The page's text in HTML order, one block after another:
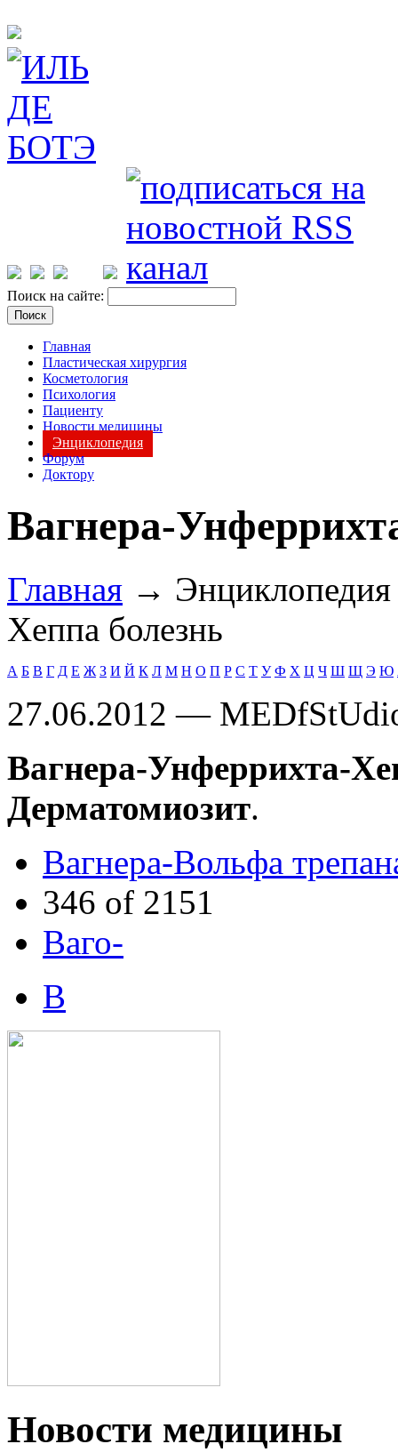
Поиск на сайте:
Главная
Пластическая хирургия
Косметология
Психология
Пациенту
Новости медицины
Энциклопедия
Форум
Доктору
Вагнера-
Главная →
Хеппа болезнь
А Б В Г Д Е Ж З И Й К Л М Н О П Р С Т У Ф Х Ц Ч Ш Щ Э Ю
27.06.2012 —
Вагнера-Унферрихта-
Дерматомиозит.
Вагнера-Вольфа
346 of 2151
Ваго-
В
Новости медицины